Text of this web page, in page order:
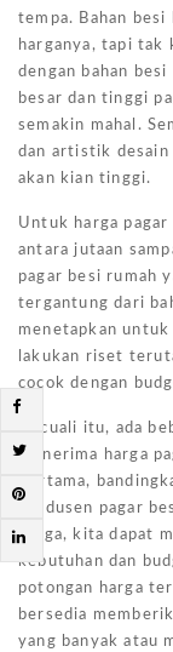
tempa. Bahan
harganya, tapi tak
dengan bahan
besar dan tinggi
semakin mahal.
dan artistik desain
akan kian tinggi.
Untuk harga
antara jutaan
pagar besi rumah
tergantung dari
menetapkan
lakukan riset
cocok dengan
Kecuali itu, ada
menerima harga
Pertama,
produsen pagar
harga, kita dapat
kebutuhan dan
potongan harga
bersedia
yang banyak atau